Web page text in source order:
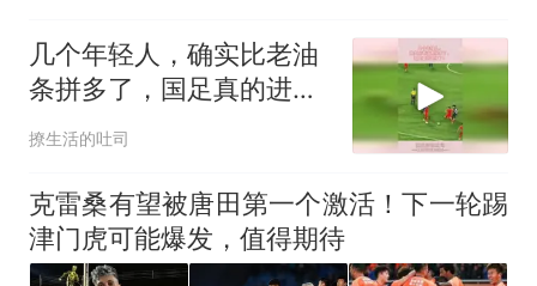
几个年轻人，确实比老油
条拼多了，国足真的进步
了！
撩生活的吐司
克雷桑有望被唐田第一个激活！下一轮踢
津门虎可能爆发，值得期待